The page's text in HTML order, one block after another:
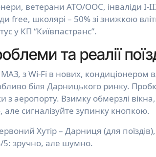
ветерани АТО/ООС, інваліди I-
free, школярі – 50% зі знижкою
у КП “Київпастранс”.
та реалії
з Wi-Fi в нових, кондиціонером
біля Дарницького ринку.
з аеропорту. Взимку обмерзлі
але сигналізуйте зупинку кнопкою.
Хутір – Дарниця (для
5: зручно, але шумно.